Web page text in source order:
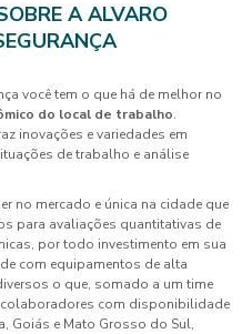
A ALVARO
você tem o que há de melhor no
do local de trabalho.
inovações e variedades em
de trabalho e análise
no mercado e única na cidade que
para avaliações quantitativas de
por todo investimento em sua
com equipamentos de alta
o que, somado a um time
com disponibilidade
Goiás e Mato Grosso do Sul,